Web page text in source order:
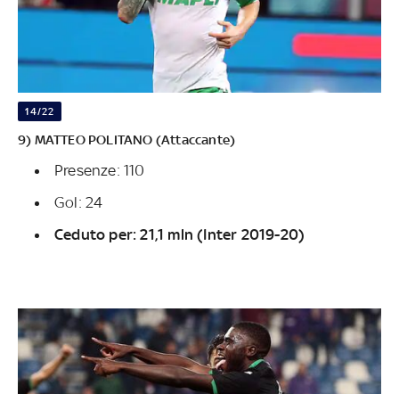
14/22
9) MATTEO POLITANO (Attaccante)
Presenze: 110
Gol: 24
Ceduto per: 21,1 mln (Inter 2019-20)